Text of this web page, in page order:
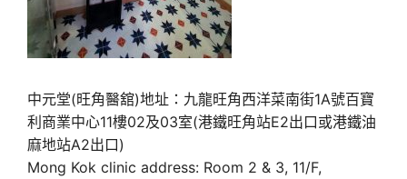
中元堂(旺角醫舘)地址：九龍旺角西洋菜南街1A號百寶
利商業中心11樓02及03室(港鐵旺角站E2出口或港鐵油
麻地站A2出口)
Mong Kok clinic address: Room 2 & 3, 11/F,